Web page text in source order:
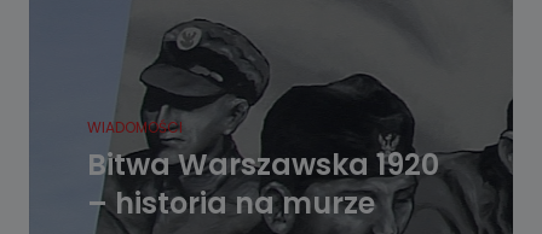
WIADOMOŚCI
Bitwa Warszawska 1920
– historia na murze